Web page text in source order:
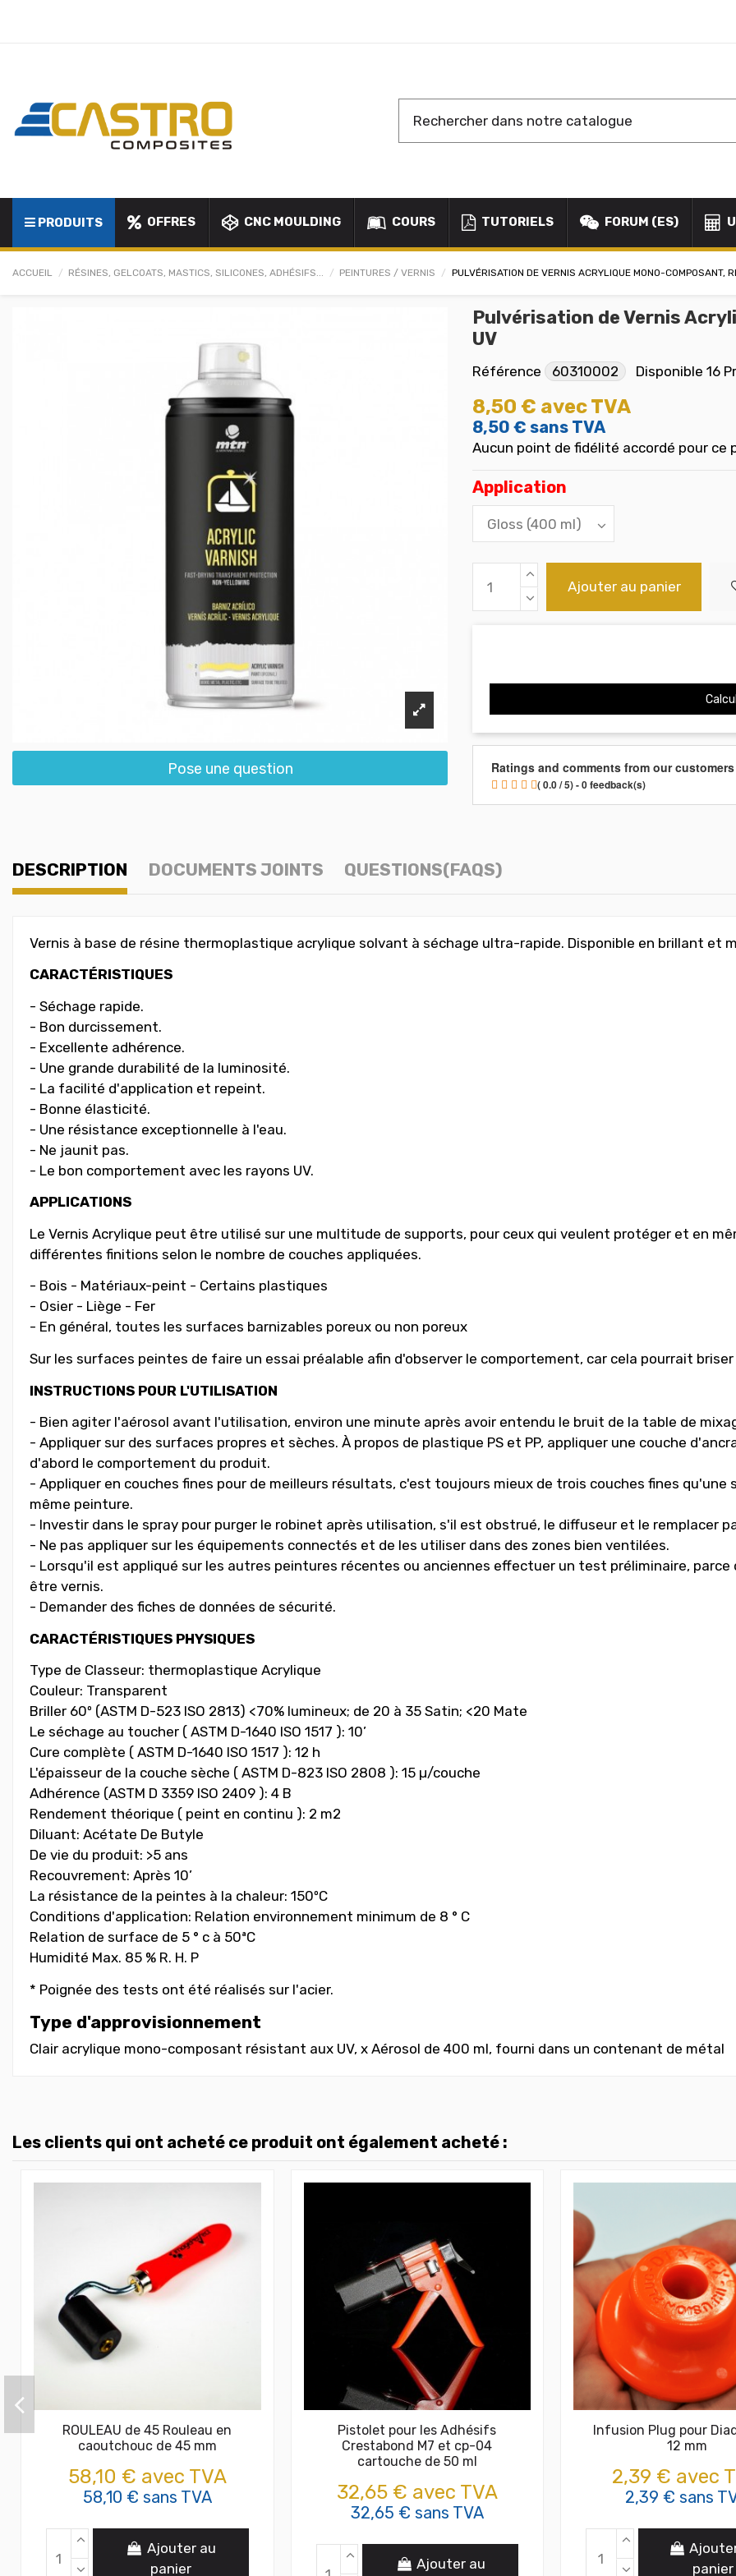
PRODUITS OFFRES CNC MOULDING COURS TUTORIELS FORUM (ES)
ACCUEIL RÉSINES, GELCOATS, MASTICS, SILICONES, ADHÉSIFS... PEINTURES / VERNIS PULVÉRISATION DE VERNIS ACRYLIQUE MONO-COMPOSANT,
Pose une question
Pulvérisation de Vernis
UV
Référence 60310002 Disponible 16
8,50 € avec TVA
8,50 € sans TVA
Aucun point de fidélité accordé pour ce
Application
Ajouter au panier
Ratings and comments from our customers
( 0.0 / 5) - 0 feedback(s)
DESCRIPTION DOCUMENTS JOINTS QUESTIONS(FAQS)
Vernis à base de résine thermoplastique acrylique solvant à séchage ultra-rapide. Disponible en brillant et
CARACTÉRISTIQUES
- Séchage rapide.
- Bon durcissement.
- Excellente adhérence.
- Une grande durabilité de la luminosité.
- La facilité d'application et repeint.
- Bonne élasticité.
- Une résistance exceptionnelle à l'eau.
- Ne jaunit pas.
- Le bon comportement avec les rayons UV.
APPLICATIONS
Le Vernis Acrylique peut être utilisé sur une multitude de supports, pour ceux qui veulent protéger et en
différentes finitions selon le nombre de couches appliquées.
- Bois - Matériaux-peint - Certains plastiques
- Osier - Liège - Fer
- En général, toutes les surfaces barnizables poreux ou non poreux
Sur les surfaces peintes de faire un essai préalable afin d'observer le comportement, car cela pourrait
INSTRUCTIONS POUR L'UTILISATION
- Bien agiter l'aérosol avant l'utilisation, environ une minute après avoir entendu le bruit de la table de
- Appliquer sur des surfaces propres et sèches. À propos de plastique PS et PP, appliquer une couche
d'abord le comportement du produit.
- Appliquer en couches fines pour de meilleurs résultats, c'est toujours mieux de trois couches fines qu'une
même peinture.
- Investir dans le spray pour purger le robinet après utilisation, s'il est obstrué, le diffuseur et le remplacer
- Ne pas appliquer sur les équipements connectés et de les utiliser dans des zones bien ventilées.
- Lorsqu'il est appliqué sur les autres peintures récentes ou anciennes effectuer un test préliminaire,
être vernis.
- Demander des fiches de données de sécurité.
CARACTÉRISTIQUES PHYSIQUES
Type de Classeur: thermoplastique Acrylique
Couleur: Transparent
Briller 60º (ASTM D-523 ISO 2813) <70% lumineux; de 20 à 35 Satin; <20 Mate
Le séchage au toucher ( ASTM D-1640 ISO 1517 ): 10’
Cure complète ( ASTM D-1640 ISO 1517 ): 12 h
L'épaisseur de la couche sèche ( ASTM D-823 ISO 2808 ): 15 µ/couche
Adhérence (ASTM D 3359 ISO 2409 ): 4 B
Rendement théorique ( peint en continu ): 2 m2
Diluant: Acétate De Butyle
De vie du produit: >5 ans
Recouvrement: Après 10’
La résistance de la peintes à la chaleur: 150ºC
Conditions d'application: Relation environnement minimum de 8 ° C
Relation de surface de 5 ° c à 50ªC
Humidité Max. 85 % R. H. P
* Poignée des tests ont été réalisés sur l'acier.
Type d'approvisionnement
Clair acrylique mono-composant résistant aux UV, x Aérosol de 400 ml, fourni dans un contenant de métal
Les clients qui ont acheté ce produit ont également acheté :
ROULEAU de 45 Rouleau en
caoutchouc de 45 mm
58,10 € avec TVA
58,10 € sans TVA
Ajouter au
panier
Pistolet pour les Adhésifs
Crestabond M7 et cp-04
cartouche de 50 ml
32,65 € avec TVA
32,65 € sans TVA
Ajouter au
Infusion Plug pour
12 mm
2,39 € avec
2,39 € sans
panier